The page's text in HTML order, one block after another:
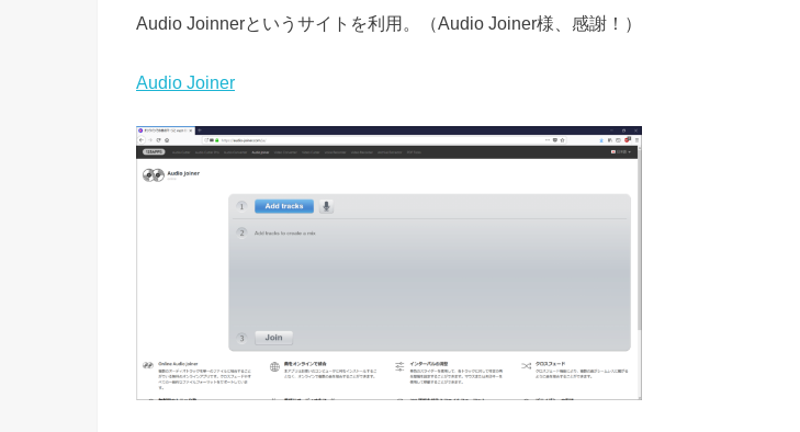
Audio Joinnerというサイトを利用。（Audio Joiner様、感謝！）
Audio Joiner